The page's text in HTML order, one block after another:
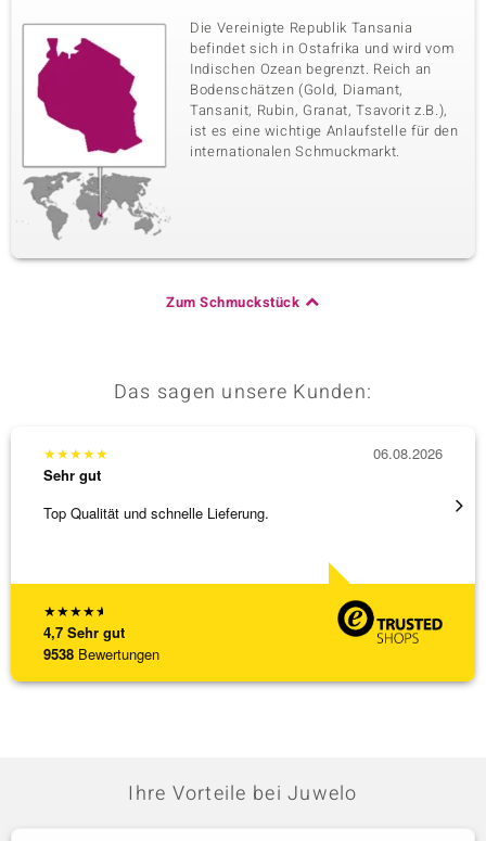
Die Vereinigte Republik Tansania
befindet sich in Ostafrika und wird vom
Indischen Ozean begrenzt. Reich an
Bodenschätzen (Gold, Diamant,
Tansanit, Rubin, Granat, Tsavorit z.B.),
ist es eine wichtige Anlaufstelle für den
internationalen Schmuckmarkt.
Zum Schmuckstück
Das sagen unsere Kunden:
★★★★★
4,7 Sehr gut
9538 Bewertungen
★★★★★
Sehr gut
Top Qualität und schnelle Lieferung.
06.08.2026
Ihre Vorteile bei Juwelo